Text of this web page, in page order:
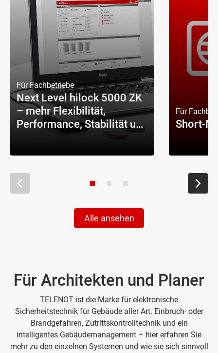
Für Fachbetriebe
Next Level hilock 5000 ZK
– mehr Flexibilität,
Performance, Stabilität und
Für
Short-
Alle ansehen
Für Architekten und Planer
TELENOT ist die Marke für elektronische
Sicherheitstechnik für Gebäude aller Art. Einbruch- oder
Brandgefahren, Zutrittskontrolltechnik und ein
intelligentes Gebäudemanagement – hier erfahren Sie
mehr zu den einzelnen Systemen und wie sie sich sinnvoll